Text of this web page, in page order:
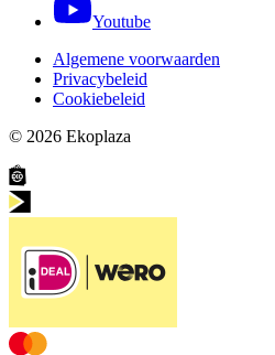
Youtube
Algemene voorwaarden
Privacybeleid
Cookiebeleid
© 2026 Ekoplaza